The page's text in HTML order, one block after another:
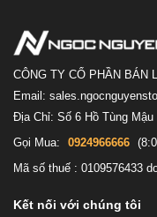
CÔNG TY CỔ PHẦN BÁN
Email:
Địa Chỉ: Số 6 Hồ Tùng
Gọi Mua:
0924966666
Mã số thuế : 0109576433
Kết nối với chúng tôi